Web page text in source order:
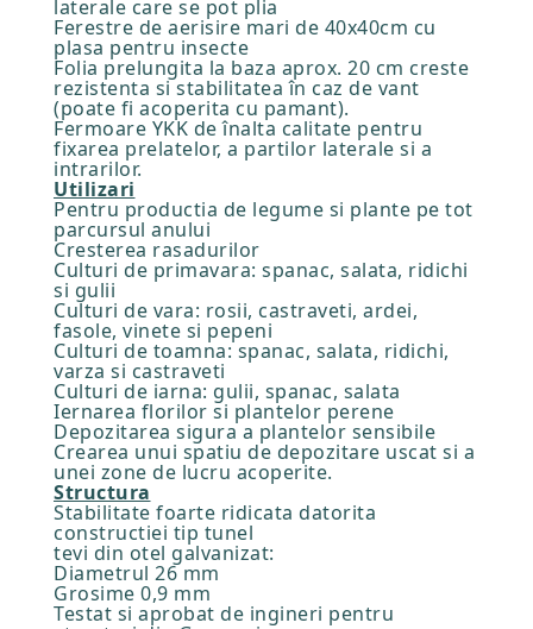
laterale care se pot plia
Ferestre de aerisire mari de 40x40cm cu
plasa pentru insecte
Folia prelungita la baza aprox. 20 cm creste
rezistenta si stabilitatea în caz de vant
(poate fi acoperita cu pamant).
Fermoare YKK de înalta calitate pentru
fixarea prelatelor, a partilor laterale si a
intrarilor.
Utilizari
Pentru productia de legume si plante pe tot
parcursul anului
Cresterea rasadurilor
Culturi de primavara: spanac, salata, ridichi
si gulii
Culturi de vara: rosii, castraveti, ardei,
fasole, vinete si pepeni
Culturi de toamna: spanac, salata, ridichi,
varza si castraveti
Culturi de iarna: gulii, spanac, salata
Iernarea florilor si plantelor perene
Depozitarea sigura a plantelor sensibile
Crearea unui spatiu de depozitare uscat si a
unei zone de lucru acoperite.
Structura
Stabilitate foarte ridicata datorita
constructiei tip tunel
tevi din otel galvanizat:
Diametrul 26 mm
Grosime 0,9 mm
Testat si aprobat de ingineri pentru